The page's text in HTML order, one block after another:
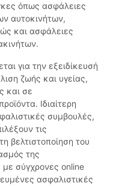
όπως ασφάλειες
αυτοκινήτων,
και ασφάλειες
για την εξειδίκευσή
ζωής και υγείας,
και σε
Ιδιαίτερη
συμβουλές,
τις
βελτιστοποίηση του
της
σύγχρονες online
ασφαλιστικές